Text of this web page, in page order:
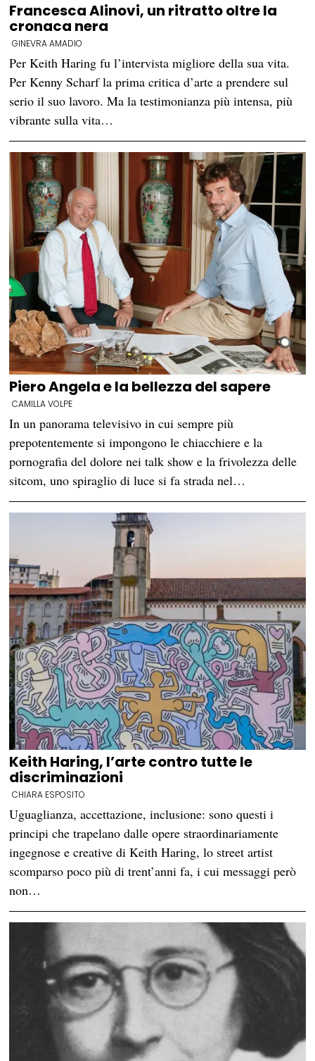
Francesca Alinovi, un ritratto oltre la
cronaca nera
GINEVRA AMADIO
Per Keith Haring fu l’intervista migliore della sua vita.
Per Kenny Scharf la prima critica d’arte a prendere sul
serio il suo lavoro. Ma la testimonianza più intensa, più
vibrante sulla vita…
Piero Angela e la bellezza del sapere
CAMILLA VOLPE
In un panorama televisivo in cui sempre più
prepotentemente si impongono le chiacchiere e la
pornografia del dolore nei talk show e la frivolezza delle
sitcom, uno spiraglio di luce si fa strada nel…
Keith Haring, l’arte contro tutte le
discriminazioni
CHIARA ESPOSITO
Uguaglianza, accettazione, inclusione: sono questi i
principi che trapelano dalle opere straordinariamente
ingegnose e creative di Keith Haring, lo street artist
scomparso poco più di trent’anni fa, i cui messaggi però
non…